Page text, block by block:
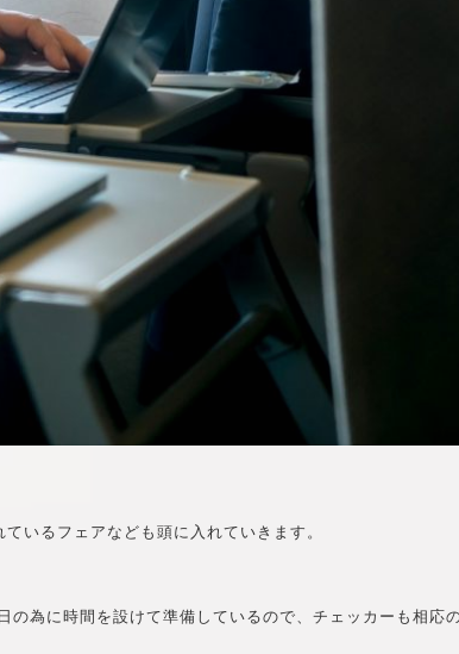
いるフェアなども頭に入れていきます。
為に時間を設けて準備しているので、チェッカーも相応